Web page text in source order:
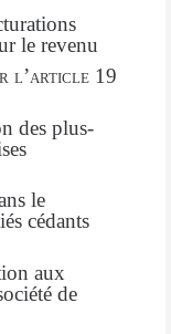
le revenu
l’article 19
des plus-
le
cédants
aux
de